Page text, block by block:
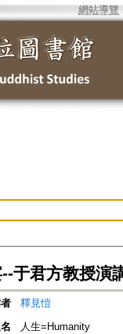
網站導覽
于君方教授演
釋見愷
人生=Humanity